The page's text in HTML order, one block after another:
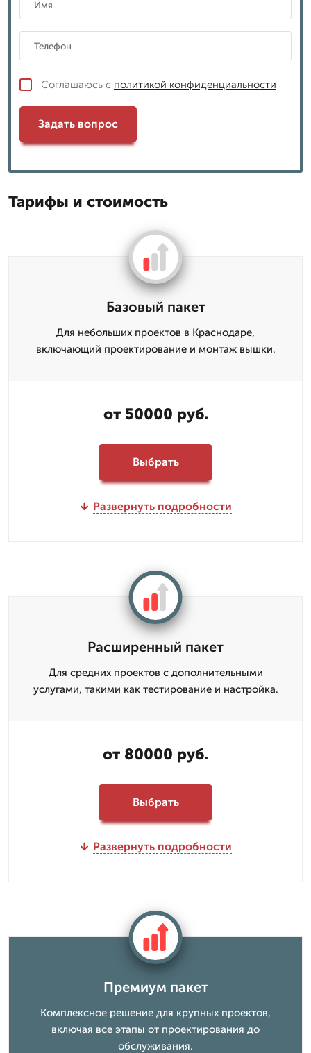
Соглашаюсь с политикой конфиденциальности
Задать вопрос
Тарифы и стоимость
Базовый пакет
Для небольших проектов в Краснодаре,
включающий проектирование и монтаж вышки.
от 50000 руб.
Выбрать
Развернуть подробности
Расширенный пакет
Для средних проектов с дополнительными
услугами, такими как тестирование и настройка.
от 80000 руб.
Выбрать
Развернуть подробности
Премиум пакет
Комплексное решение для крупных проектов,
включая все этапы от проектирования до
обслуживания.